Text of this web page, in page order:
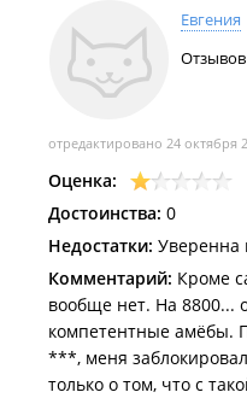
выходили на сделку,
возможно, решение о
этим. В любом случае,
сотрудничеству и
Евгения
Отзывов
отредактировано 24 октября
Оценка:
Достоинства: 0
Недостатки: Уверенна
Комментарий: Кроме
вообще нет. На 8800...
компетентные амёбы.
***, меня
только о том, что с